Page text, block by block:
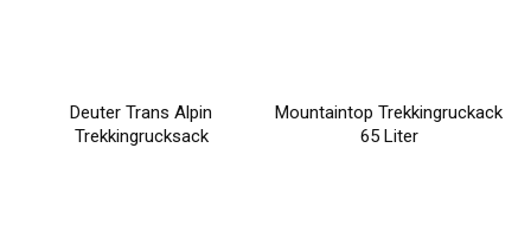
Deuter Trans Alpin
Trekkingrucksack
Mountaintop Trekkingruckack
65 Liter